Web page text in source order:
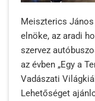
Meiszterics János
elnöke, az aradi
szervez
az évben „Egy a
Vadászati
Lehetőséget